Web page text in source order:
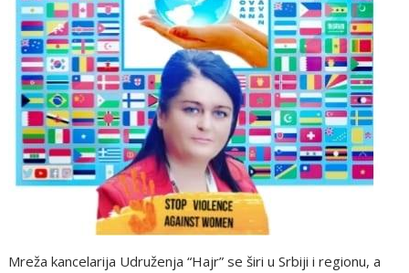
Mreža kancelarija Udruženja “Hajr” se širi u Srbiji i regionu, a